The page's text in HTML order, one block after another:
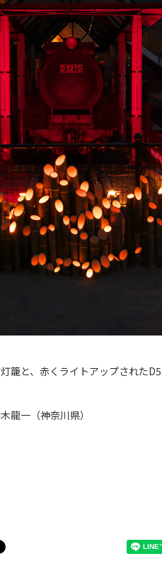
籠と、赤くライトアップされた
龍一（神奈川県）